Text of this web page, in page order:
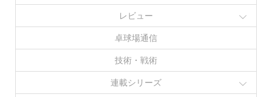
レビュー
卓球場通信
技術・戦術
連載シリーズ